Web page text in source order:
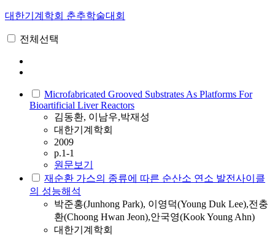
대한기계학회 춘추학술대회
전체선택
Microfabricated Grooved Substrates As Platforms For
Bioartificial Liver Reactors
김동환, 이남우,박재성
대한기계학회
2009
p.1-1
원문보기
재순환 가스의 종류에 따른 순산소 연소 발전사이클
의 성능해석
박준홍(Junhong Park), 이영덕(Young Duk Lee),전충
환(Choong Hwan Jeon),안국영(Kook Young Ahn)
대한기계학회